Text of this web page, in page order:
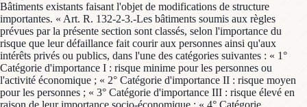
Bâtiments existants faisant l'objet de modifications de structure
importantes. « Art. R. 132-2-3.-Les bâtiments soumis aux règles
prévues par la présente section sont classés, selon l'importance du
risque que leur défaillance fait courir aux personnes ainsi qu'aux
intérêts privés ou publics, dans l'une des catégories suivantes : « 1°
Catégorie d'importance I : risque minime pour les personnes ou
l'activité économique ; « 2° Catégorie d'importance II : risque moyen
pour les personnes ; « 3° Catégorie d'importance III : risque élevé en